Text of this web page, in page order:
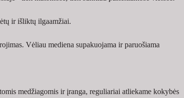
ir išliktų ilgaamžiai.
Vėliau mediena supakuojama ir paruošiama
medžiagomis ir įranga, reguliariai atliekame kokybės